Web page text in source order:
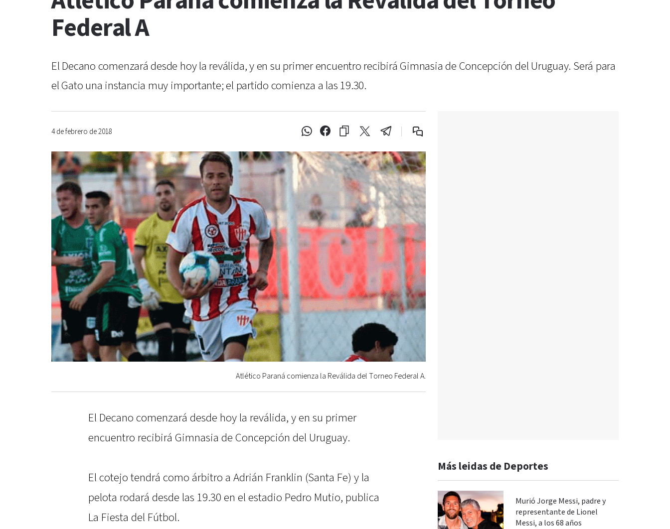
Federal A
El Decano comenzará desde hoy la reválida, y en su primer encuentro recibirá Gimnasia de Concepción del Uruguay. Será para
el Gato una instancia muy importante; el partido comienza a las 19.30.
4 de febrero de 2018
Atlético Paraná comienza la Reválida del Torneo Federal A.
El Decano comenzará desde hoy la reválida, y en su primer
encuentro recibirá Gimnasia de Concepción del Uruguay.
El cotejo tendrá como árbitro a Adrián Franklin (Santa Fe) y la
pelota rodará desde las 19.30 en el estadio Pedro Mutio, publica
La Fiesta del Fútbol.
Más leidas de Deportes
Murió Jorge Messi, padre y
representante de Lionel
Messi, a los 68 años